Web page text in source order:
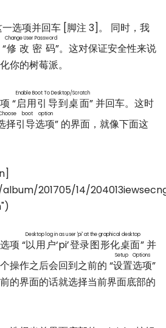
一选项并回车 [脚注 3]。 同时，我
修改密码
Change User Password
”。这对保证安全性来说
你的树莓派。
“启用引导到桌面
Enable Boot To Desktop/Scratch
” 并回车。这时
择引导选项
boot option
” 的界面，就像下面这
201705/14/
项 “以用户‘pi’登录图形化桌面
Desktop log in as user 'pi' at the graphical desktop
” 并
操作之后会回到之前的 “设置选项
Setup Options
”
的界面的话就选择当前界面底部的